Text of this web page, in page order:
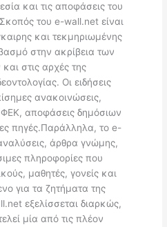
και τις αποφάσεις του
του e-wall.net είναι
και τεκμηριωμένης
στην ακρίβεια των
στις αρχές της
Οι ειδήσεις
ανακοινώσεις,
ΦΕΚ, αποφάσεις δημόσιων
πηγές.Παράλληλα, το e-
άρθρα γνώμης,
πληροφορίες που
μαθητές, γονείς και
για τα ζητήματα της
εξελίσσεται διαρκώς,
μία από τις πλέον